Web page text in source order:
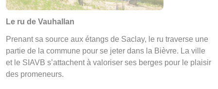
Le ru de Vauhallan
Prenant sa source aux étangs de Saclay, le ru traverse une
partie de la commune pour se jeter dans la Bièvre. La ville
et le SIAVB s’attachent à valoriser ses berges pour le plaisir
des promeneurs.